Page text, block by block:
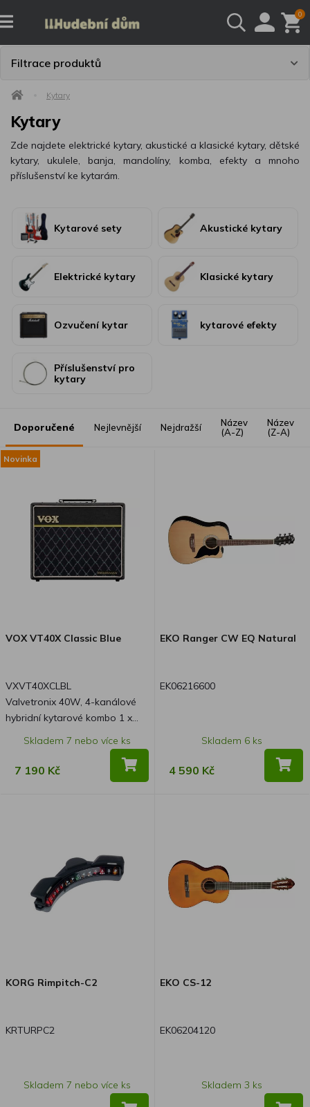
0
Filtrace produktů
Kytary
Kytary
Zde najdete elektrické kytary, akustické a klasické kytary, dětské
kytary, ukulele, banja, mandolíny, komba, efekty a mnoho
příslušenství ke kytarám.
Kytarové sety Akustické kytary
Elektrické kytary Klasické kytary
Ozvučení kytar kytarové efekty
Příslušenství pro
kytary
Doporučené Nejlevnější Nejdražší
Název
(A-Z)
Název
(Z-A)
Novinka
VOX VT40X Classic Blue
VXVT40XCLBL
Valvetronix 40W, 4-kanálové
hybridní kytarové kombo 1 x
Skladem 7 nebo více ks
7 190 Kč
EKO Ranger CW EQ Natural
EK06216600
Skladem 6 ks
4 590 Kč
KORG Rimpitch-C2
KRTURPC2
Skladem 7 nebo více ks
EKO CS-12
EK06204120
Skladem 3 ks